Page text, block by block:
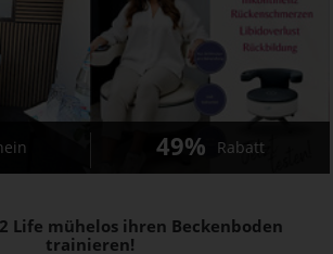
Life mühelos ihren Beckenboden
trainieren!
49% Rabatt